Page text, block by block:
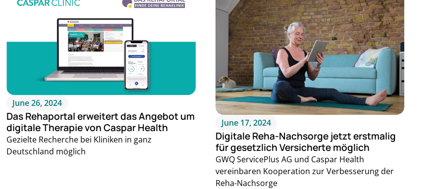
June 26, 2024
Das Rehaportal erweitert das Angebot um
digitale Therapie von Caspar Health
Gezielte Recherche bei Kliniken in ganz
Deutschland möglich
June 17, 2024
Digitale Reha-Nachsorge jetzt erstmalig
für gesetzlich Versicherte möglich
GWQ ServicePlus AG und Caspar Health
vereinbaren Kooperation zur Verbesserung der
Reha-Nachsorge